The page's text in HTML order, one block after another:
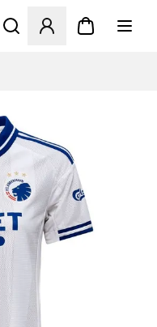
Opent een venster om in